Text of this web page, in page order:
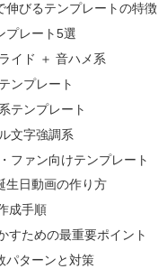
伸びるテンプレートの特徴
プレート5選
イド ＋ 音ハメ系
ンプレート
テンプレート
文字強調系
ファン向けテンプレート
生日動画の作り方
成手順
すための最重要ポイント
パターンと対策